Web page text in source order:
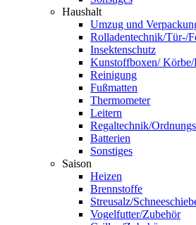
Haushalt
Umzug und
Rolladentechnik/Tür-/
Insektenschutz
Kunstoffboxen/ Körbe/
Reinigung
Fußmatten
Thermometer
Leitern
Regaltechnik/
Batterien
Sonstiges
Saison
Heizen
Brennstoffe
Streusalz/
Vogelfutter/Zubehör